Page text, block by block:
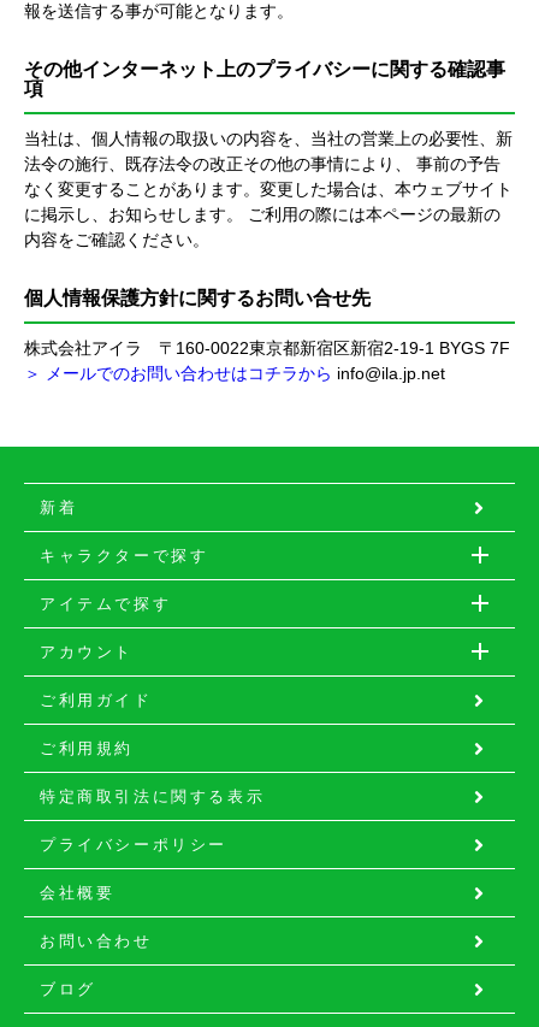
報を送信する事が可能となります。
その他インターネット上のプライバシーに関する確認事
項
当社は、個人情報の取扱いの内容を、当社の営業上の必要性、新
法令の施行、既存法令の改正その他の事情により、 事前の予告
なく変更することがあります。変更した場合は、本ウェブサイト
に掲示し、お知らせします。 ご利用の際には本ページの最新の
内容をご確認ください。
個人情報保護方針に関するお問い合せ先
株式会社アイラ 〒160-0022東京都新宿区新宿2-19-1 BYGS 7F
＞ メールでのお問い合わせはコチラから info@ila.jp.net
新着
キャラクターで探す
アイテムで探す
アカウント
ご利用ガイド
ご利用規約
特定商取引法に関する表示
プライバシーポリシー
会社概要
お問い合わせ
ブログ